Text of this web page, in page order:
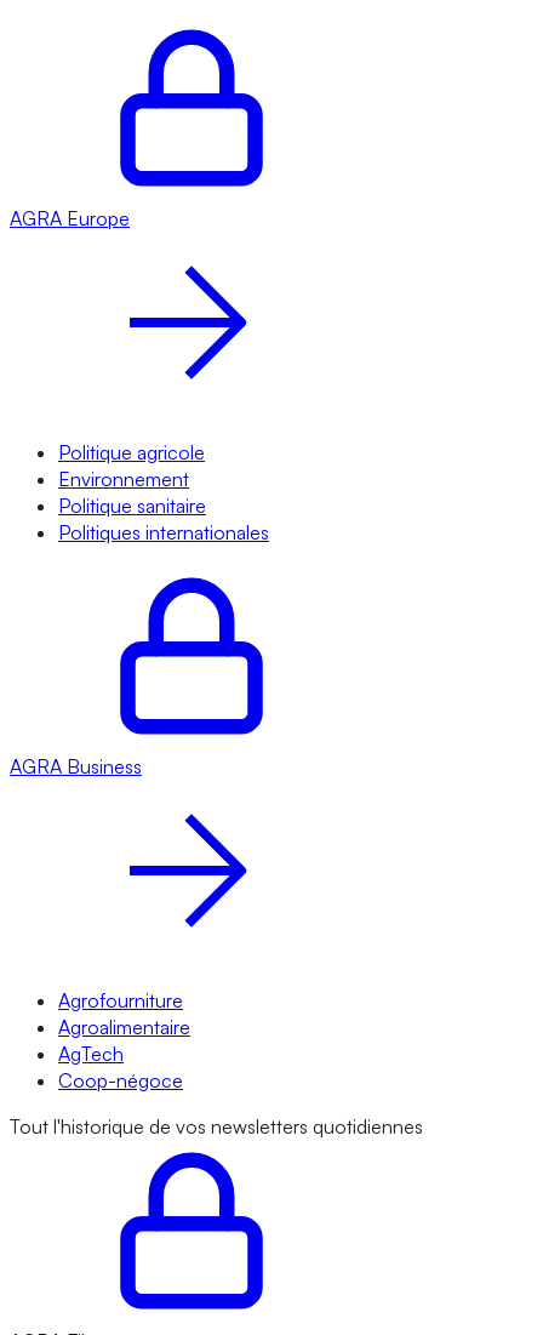
AGRA Europe
Politique agricole
Environnement
Politique sanitaire
Politiques internationales
AGRA Business
Agrofourniture
Agroalimentaire
AgTech
Coop-négoce
Tout l'historique de vos newsletters quotidiennes